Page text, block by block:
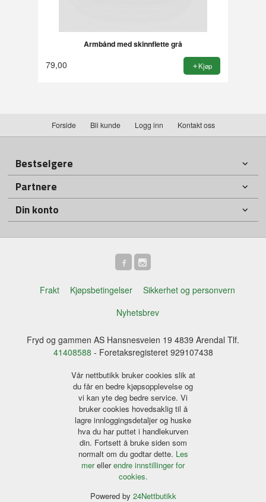
Armbånd med skinnflette grå
79,00 Kjøp
Forside Bli kunde Logg inn Kontakt oss
Bestselgere
Partnere
Din konto
Frakt Kjøpsbetingelser
Sikkerhet og personvern
Nyhetsbrev
Fryd og gammen AS Hansnesveien 19 4839 Arendal Tlf.
41408588 - Foretaksregisteret 929107438
Vår nettbutikk bruker cookies slik at
du får en bedre kjøpsopplevelse og
vi kan yte deg bedre service. Vi
bruker cookies hovedsaklig til å
lagre innloggingsdetaljer og huske
hva du har puttet i handlekurven
din. Fortsett å bruke siden som
normalt om du godtar dette. Les
merellerendre innstillinger for
cookies.
Powered by 24Nettbutikk